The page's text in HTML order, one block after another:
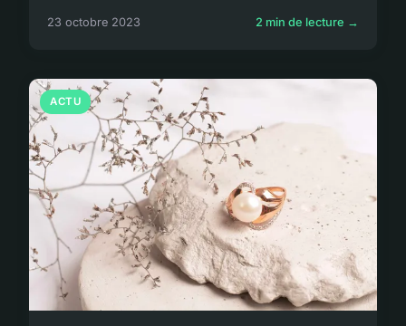
23 octobre 2023 2 min de lecture →
ACTU